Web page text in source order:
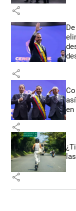
share
share
en
share
share